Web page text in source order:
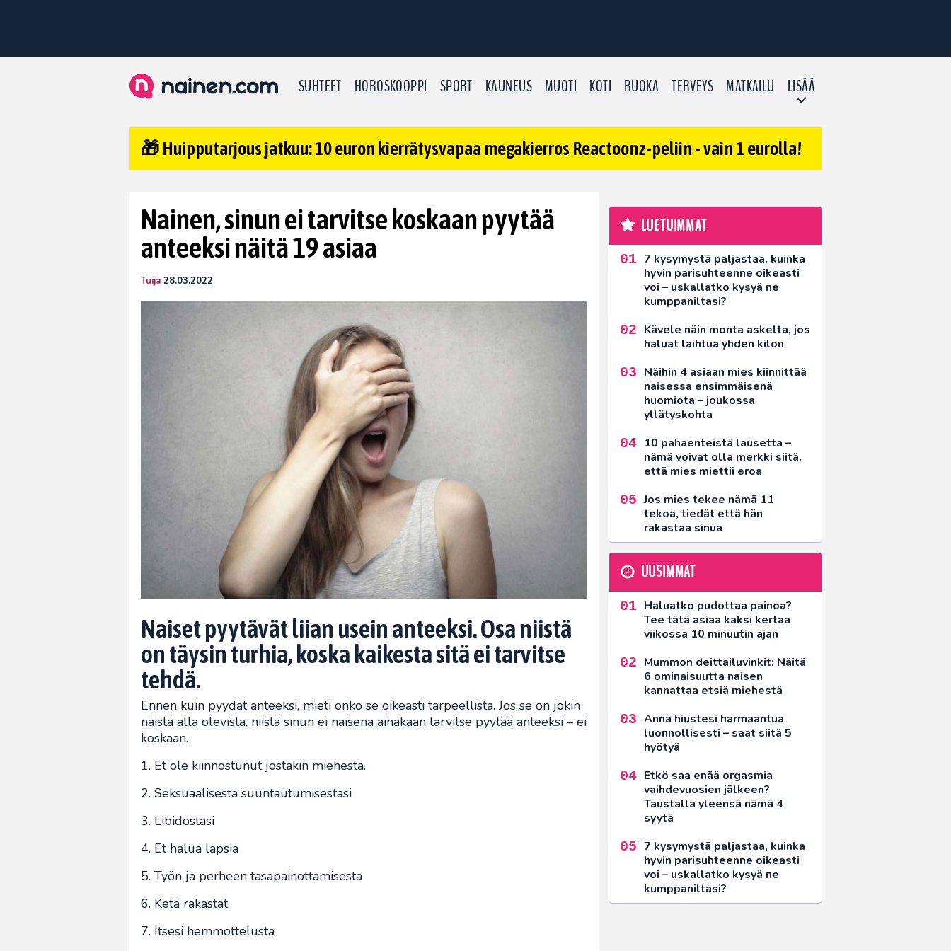
SUHTEET HOROSKOOPPI SPORT KAUNEUS MUOTI KOTI RUOKA TERVEYS MATKAILU LISÄÄ
🎁 Huipputarjous jatkuu: 10 euron kierrätysvapaa megakierros Reactoonz-peliin - vain 1 eurolla!
Nainen, sinun ei tarvitse koskaan pyytää
anteeksi näitä 19 asiaa
Tuija 28.03.2022
Naiset pyytävät liian usein anteeksi. Osa niistä
on täysin turhia, koska kaikesta sitä ei tarvitse
tehdä.
Ennen kuin pyydät anteeksi, mieti onko se oikeasti tarpeellista. Jos se on jokin
näistä alla olevista, niistä sinun ei naisena ainakaan tarvitse pyytää anteeksi – ei
koskaan.
1. Et ole kiinnostunut jostakin miehestä.
2. Seksuaalisesta suuntautumisestasi
3. Libidostasi
4. Et halua lapsia
5. Työn ja perheen tasapainottamisesta
6. Ketä rakastat
7. Itsesi hemmottelusta
LUETUIMMAT
7 kysymystä paljastaa, kuinka
hyvin parisuhteenne oikeasti
voi – uskallatko kysyä ne
kumppaniltasi?
Kävele näin monta askelta, jos
haluat laihtua yhden kilon
Näihin 4 asiaan mies kiinnittää
naisessa ensimmäisenä
huomiota – joukossa
yllätyskohta
10 pahaenteistä lausetta –
nämä voivat olla merkki siitä,
että mies miettii eroa
Jos mies tekee nämä 11
tekoa, tiedät että hän
rakastaa sinua
UUSIMMAT
Haluatko pudottaa painoa?
Tee tätä asiaa kaksi kertaa
viikossa 10 minuutin ajan
Mummon deittailuvinkit: Näitä
6 ominaisuutta naisen
kannattaa etsiä miehestä
Anna hiustesi harmaantua
luonnollisesti – saat siitä 5
hyötyä
Etkö saa enää orgasmia
vaihdevuosien jälkeen?
Taustalla yleensä nämä 4
syytä
7 kysymystä paljastaa, kuinka
hyvin parisuhteenne oikeasti
voi – uskallatko kysyä ne
kumppaniltasi?